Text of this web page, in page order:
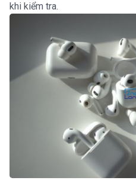
khi kiểm tra.